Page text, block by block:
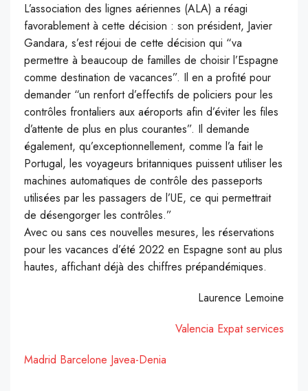
L’association des lignes aériennes (ALA) a réagi
favorablement à cette décision : son président, Javier
Gandara, s’est réjoui de cette décision qui “va
permettre à beaucoup de familles de choisir l’Espagne
comme destination de vacances”. Il en a profité pour
demander “un renfort d’effectifs de policiers pour les
contrôles frontaliers aux aéroports afin d’éviter les files
d’attente de plus en plus courantes”. Il demande
également, qu’exceptionnellement, comme l’a fait le
Portugal, les voyageurs britanniques puissent utiliser les
machines automatiques de contrôle des passeports
utilisées par les passagers de l’UE, ce qui permettrait
de désengorger les contrôles.”
Avec ou sans ces nouvelles mesures, les réservations
pour les vacances d’été 2022 en Espagne sont au plus
hautes, affichant déjà des chiffres prépandémiques.
Laurence Lemoine
Valencia Expat services
Madrid Barcelone Javea-Denia